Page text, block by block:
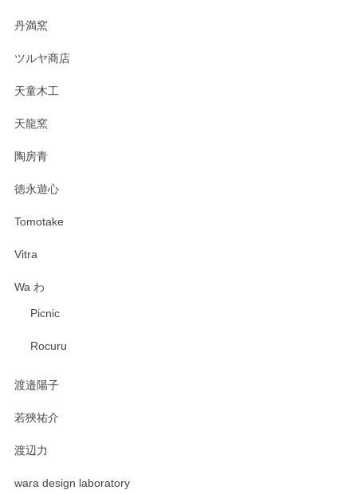
丹満窯
ツルヤ商店
天童木工
天龍窯
陶房青
徳永遊心
Tomotake
Vitra
Wa わ
Picnic
Rocuru
渡邉陽子
若狹祐介
渡辺力
wara design laboratory